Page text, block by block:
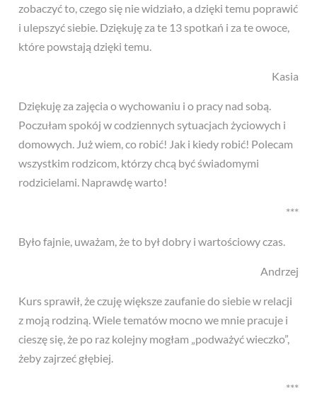
zobaczyć to, czego się nie widziało, a dzięki temu poprawić
i ulepszyć siebie. Dziękuję za te 13 spotkań i za te owoce,
które powstają dzięki temu.
Kasia
Dziękuję za zajęcia o wychowaniu i o pracy nad sobą.
Poczułam spokój w codziennych sytuacjach życiowych i
domowych. Już wiem, co robić! Jak i kiedy robić! Polecam
wszystkim rodzicom, którzy chcą być świadomymi
rodzicielami. Naprawdę warto!
***
Było fajnie, uważam, że to był dobry i wartościowy czas.
Andrzej
Kurs sprawił, że czuję większe zaufanie do siebie w relacji
z moją rodziną. Wiele tematów mocno we mnie pracuje i
cieszę się, że po raz kolejny mogłam „podważyć wieczko”,
żeby zajrzeć głębiej.
***